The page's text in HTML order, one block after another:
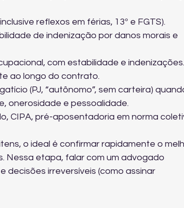
reflexos em férias, 13º e FGTS).
de indenização por danos morais e
com estabilidade e indenizações.
ao longo do contrato.
(PJ, “autônomo”, sem carteira)
onerosidade e pessoalidade.
CIPA, pré-aposentadoria em norma
o ideal é confirmar rapidamente o
Nessa etapa, falar com um advogado
decisões irreversíveis (como assinar